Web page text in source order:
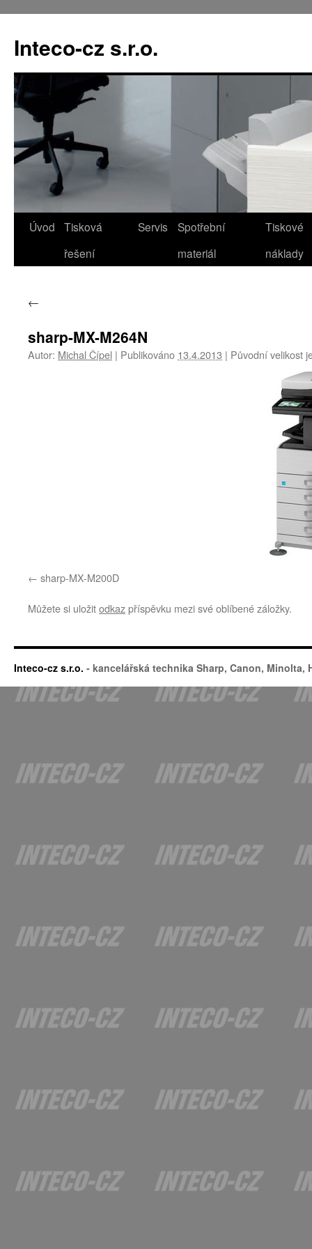
obsahu
webu
Inteco-cz s.r.o.
Úvod
Tisková
řešení
Servis
Spotřební
materiál
Tiskové
náklady
←
sharp-MX-M264N
Autor: Michal Čípel | Publikováno 13.4.2013 | Původní velikost
sharp-MX-M200D
Můžete si uložitodkazpříspěvku mezi své oblíbené záložky.
Inteco-cz s.r.o. - kancelářská technika Sharp, Canon, Minolta,